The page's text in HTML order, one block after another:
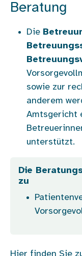
Beratung
Die
sowie zur
anderem
Amtsgericht
unterstützt.
Die
zu